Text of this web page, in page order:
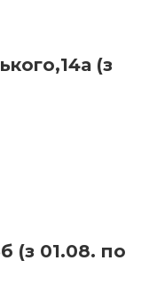
(з
(з 01.08. по